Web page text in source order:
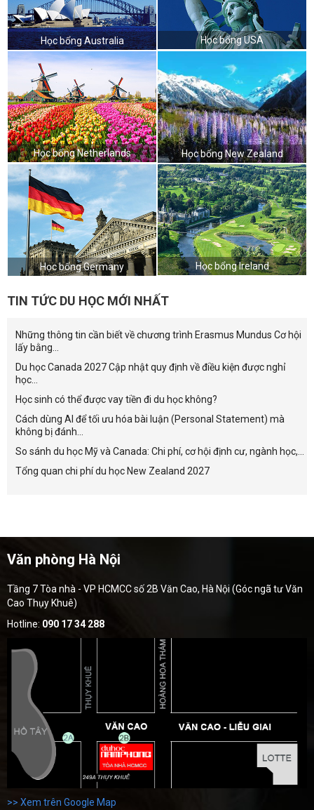
Học bổng Australia Học bổng USA
Học bổng Netherlands Học bổng New Zealand
Học bổng Germany Học bổng Ireland
TIN TỨC DU HỌC MỚI NHẤT
Những thông tin cần biết về chương trình Erasmus Mundus Cơ hội
lấy bằng...
Du học Canada 2027 Cập nhật quy định về điều kiện được nghỉ
học...
Học sinh có thể được vay tiền đi du học không?
Cách dùng AI để tối ưu hóa bài luận (Personal Statement) mà
không bị đánh...
So sánh du học Mỹ và Canada: Chi phí, cơ hội định cư, ngành học,...
Tổng quan chi phí du học New Zealand 2027
Văn phòng Hà Nội
Tầng 7 Tòa nhà - VP HCMCC số 2B Văn Cao, Hà Nội (Góc ngã tư Văn
Cao Thụy Khuê)
Hotline: 090 17 34 288
>> Xem trên Google Map